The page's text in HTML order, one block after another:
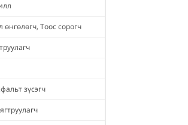
өнгөлөгч, Тоос сорогч
зүсэгч